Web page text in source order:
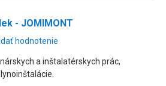
- JOMIMONT
hodnotenie
a inštalatérskych prác,